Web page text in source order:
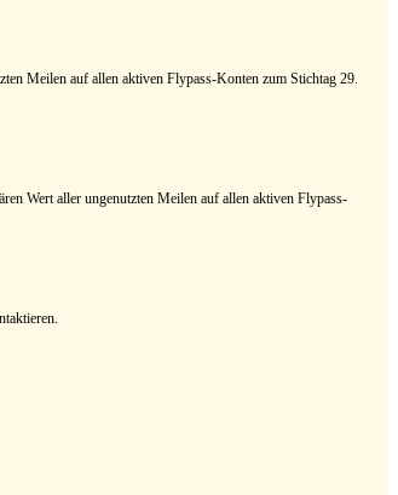
Meilen auf allen aktiven Flypass-Konten zum Stichtag 29.
Wert aller ungenutzten Meilen auf allen aktiven Flypass-